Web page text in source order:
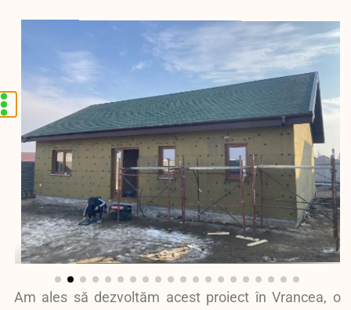
Am ales să dezvoltăm acest proiect în Vrancea, o